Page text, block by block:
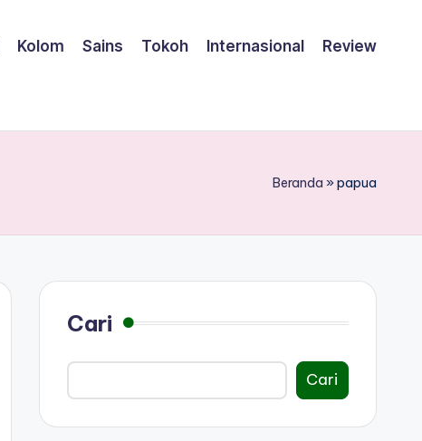
Kolom Sains Tokoh Internasional Review
Beranda »papua
Cari
Cari